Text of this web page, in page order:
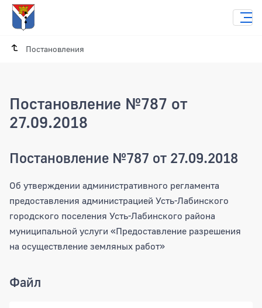
Постановления
Постановление №787 от
27.09.2018
Постановление №787 от 27.09.2018
Об утверждении административного регламента
предоставления администрацией Усть-Лабинского
городского поселения Усть-Лабинского района
муниципальной услуги «Предоставление разрешения
на осуществление земляных работ»
Файл